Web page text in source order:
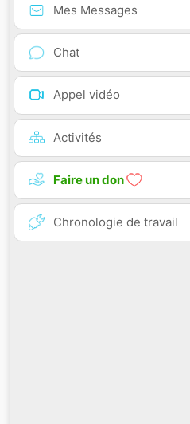
Mes Messages
Chat
Appel vidéo
Activités
Faire un don
Chronologie de travail